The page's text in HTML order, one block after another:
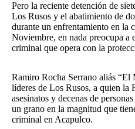
Pero la reciente detención de
Los Rusos y el abatimiento de
durante un enfrentamiento en la
Noviembre, en nada preocupa a
criminal que opera con la
Ramiro Rocha Serrano aliás “El
líderes de Los Rusos, a quien la
asesinatos y decenas de
un grano en la magnitud que
criminal en Acapulco.